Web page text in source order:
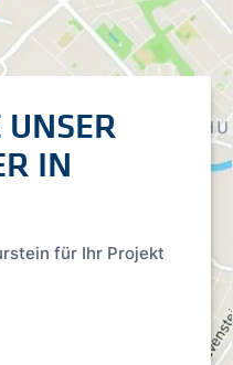
UNSER
IN
für Ihr Projekt